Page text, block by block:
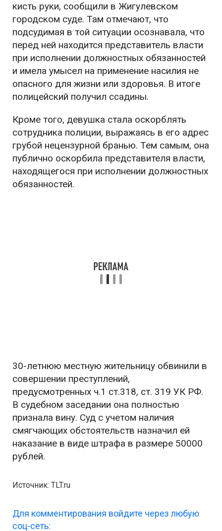
кисть руки, сообщили в Жигулевском
городском суде. Там отмечают, что
подсудимая в той ситуации осознавала, что
перед ней находится представитель власти
при исполнении должностных обязанностей
и имела умысел на применение насилия не
опасного для жизни или здоровья. В итоге
полицейский получил ссадины.
Кроме того, девушка стала оскорблять
сотрудника полиции, выражаясь в его адрес
грубой нецензурной бранью. Тем самым, она
публично оскорбила представителя власти,
находящегося при исполнении должностных
обязанностей.
30-летнюю местную жительницу обвинили в
совершении преступлений,
предусмотренных ч.1 ст.318, ст. 319 УК РФ.
В судебном заседании она полностью
признала вину. Суд с учетом наличия
смягчающих обстоятельств назначил ей
наказание в виде штрафа в размере 50000
рублей.
Источник: TLT.ru
Для комментирования войдите через любую
соц-сеть: